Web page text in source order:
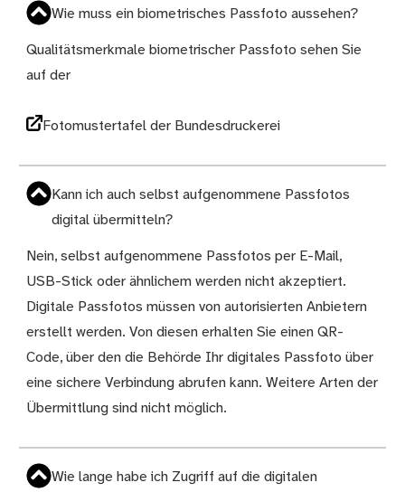
Wie muss ein biometrisches Passfoto aussehen?
Qualitätsmerkmale biometrischer Passfoto sehen Sie
auf der
Fotomustertafel der Bundesdruckerei
Kann ich auch selbst aufgenommene Passfotos
digital übermitteln?
Nein, selbst aufgenommene Passfotos per E-Mail,
USB-Stick oder ähnlichem werden nicht akzeptiert.
Digitale Passfotos müssen von autorisierten Anbietern
erstellt werden. Von diesen erhalten Sie einen QR-
Code, über den die Behörde Ihr digitales Passfoto über
eine sichere Verbindung abrufen kann. Weitere Arten der
Übermittlung sind nicht möglich.
Wie lange habe ich Zugriff auf die digitalen